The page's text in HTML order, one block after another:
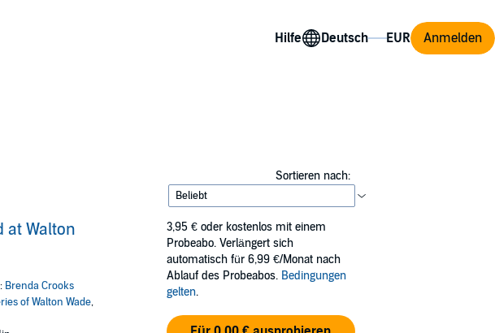
Hilfe Anmelden
Sortieren nach:
at Walton
Brenda Crooks
of Walton Wade,
3,95 € oder kostenlos mit einem
Probeabo. Verlängert sich
automatisch für 6,99 €/Monat nach
Ablauf des Probeabos. Bedingungen
gelten.